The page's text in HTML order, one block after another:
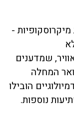
-
שמדענים
המחלה
הובילו
נוספות.